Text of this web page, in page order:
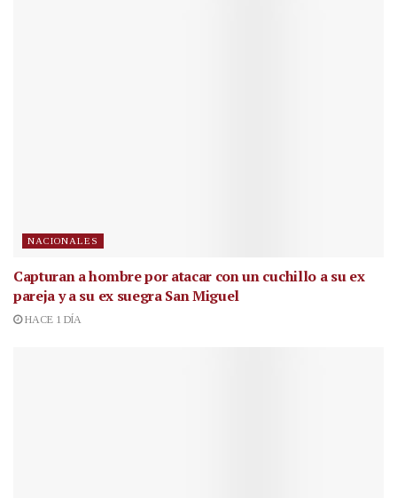
NACIONALES
Capturan a hombre por atacar con un cuchillo a su ex
pareja y a su ex suegra San Miguel
HACE 1 DÍA